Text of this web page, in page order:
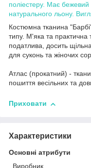
поліестеру. Має бежевий
натурального льону.
Костюмна тканина
типу. М'яка та практична
податлива, досить
для суконь та жіночих
Атлас (прокатний) -
пошиття весільних та
Приховати
Характеристики
Основні атрибути
Виробник